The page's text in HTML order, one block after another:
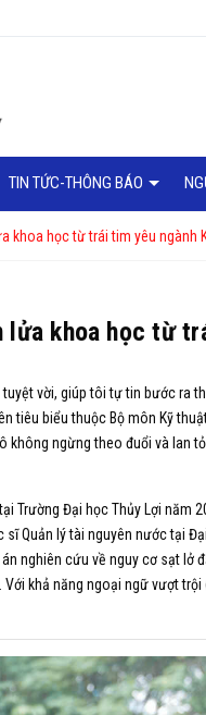
TIN TỨC-THÔNG BÁO
khoa học từ trái tim yêu ngành
lửa khoa học từ
vời, giúp tôi tự tin bước ra
tiêu biểu thuộc Bộ môn Kỹ
không ngừng theo đuổi và lan
Trường Đại học Thủy Lợi năm
Quản lý tài nguyên nước tại
nghiên cứu về nguy cơ sạt lở
khả năng ngoại ngữ vượt trội